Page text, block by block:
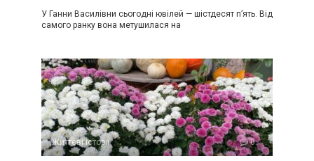
У Ганни Василівни сьогодні ювілей — шістдесят п’ять. Від
самого ранку вона метушилася на
Життєві історії 0